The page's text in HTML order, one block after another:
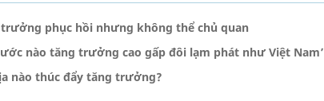
trưởng phục hồi nhưng không thể chủ quan
nào tăng trưởng cao gấp đôi lạm phát như Việt Nam’
nào thúc đẩy tăng trưởng?